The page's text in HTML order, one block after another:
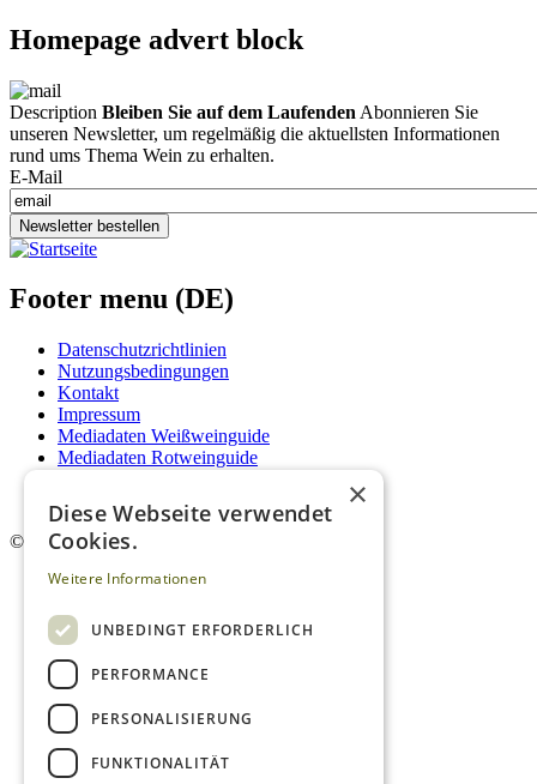
Homepage advert block
Description Bleiben Sie auf dem Laufenden Abonnieren Sie
unseren Newsletter, um regelmäßig die aktuellsten Informationen
rund ums Thema Wein zu erhalten.
E-Mail
Newsletter bestellen
Footer menu (DE)
Datenschutzrichtlinien
Nutzungsbedingungen
Kontakt
Impressum
Mediadaten Weißweinguide
Mediadaten Rotweinguide
Newsletter
© 2026. Alle Rechte vorbehalten.
×
Diese Webseite verwendet
Cookies.
Weitere Informationen
UNBEDINGT ERFORDERLICH
PERFORMANCE
PERSONALISIERUNG
FUNKTIONALITÄT